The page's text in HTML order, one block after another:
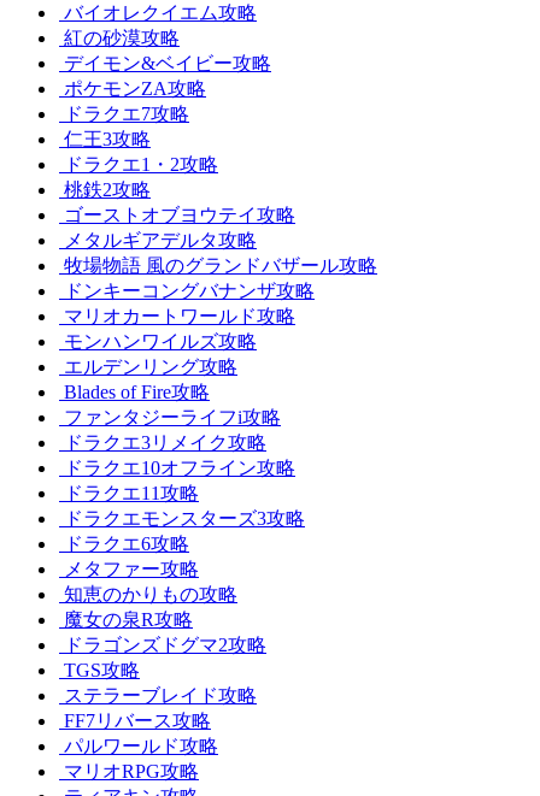
バイオレクイエム攻略
紅の砂漠攻略
デイモン&ベイビー攻略
ポケモンZA攻略
ドラクエ7攻略
仁王3攻略
ドラクエ1・2攻略
桃鉄2攻略
ゴーストオブヨウテイ攻略
メタルギアデルタ攻略
牧場物語 風のグランドバザール攻略
ドンキーコングバナンザ攻略
マリオカートワールド攻略
モンハンワイルズ攻略
エルデンリング攻略
Blades of Fire攻略
ファンタジーライフi攻略
ドラクエ3リメイク攻略
ドラクエ10オフライン攻略
ドラクエ11攻略
ドラクエモンスターズ3攻略
ドラクエ6攻略
メタファー攻略
知恵のかりもの攻略
魔女の泉R攻略
ドラゴンズドグマ2攻略
TGS攻略
ステラーブレイド攻略
FF7リバース攻略
パルワールド攻略
マリオRPG攻略